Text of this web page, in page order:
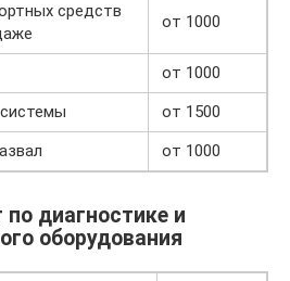
средств
от 1000
от 1000
от 1500
от 1000
диагностике и
оборудования